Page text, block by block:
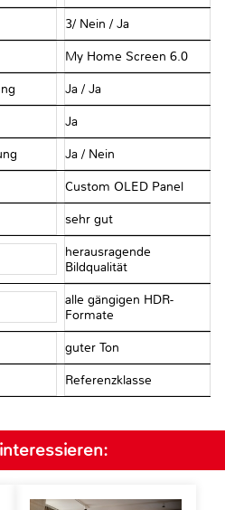
3/ Nein / Ja
My Home Screen 6.0
Ja / Ja
Ja
Ja / Nein
Custom OLED Panel
sehr gut
herausragende
Bildqualität
alle gängigen HDR-
Formate
guter Ton
Referenzklasse